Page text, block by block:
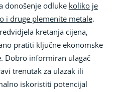
donošenje odluke koliko je
i druge plemenite metale.
kretanja cijena,
pratiti ključne ekonomske
Dobro informiran ulagač
trenutak za ulazak ili
iskoristiti potencijal